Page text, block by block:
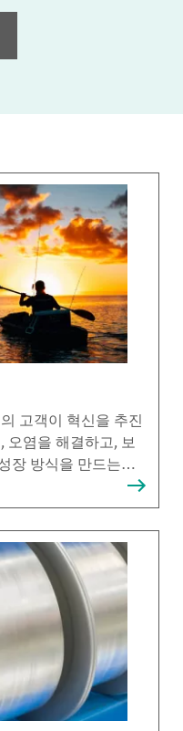
고객이 혁신을 추진
오염을 해결하고, 보
장 방식을 만드는데